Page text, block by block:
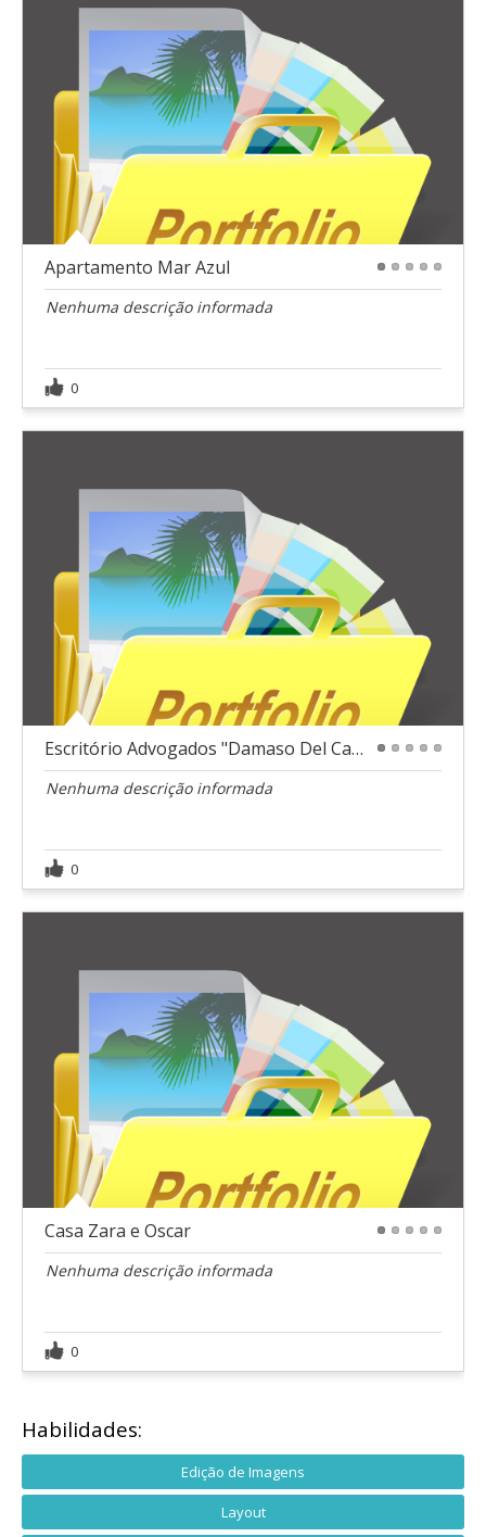
Apartamento Mar Azul
Nenhuma descrição informada
0
Escritório Advogados "Damaso Del Castillo"
Nenhuma descrição informada
0
Casa Zara e Oscar
Nenhuma descrição informada
0
Habilidades:
Edição de Imagens
Layout